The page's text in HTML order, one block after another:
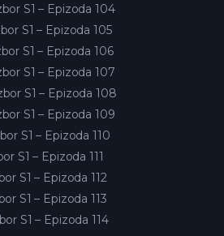
S1 – Epizoda 104
S1 – Epizoda 105
S1 – Epizoda 106
S1 – Epizoda 107
S1 – Epizoda 108
S1 – Epizoda 109
S1 – Epizoda 110
S1 – Epizoda 111
S1 – Epizoda 112
S1 – Epizoda 113
S1 – Epizoda 114